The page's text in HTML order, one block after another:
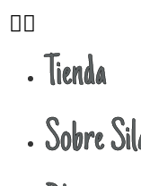
Tienda
Sobre